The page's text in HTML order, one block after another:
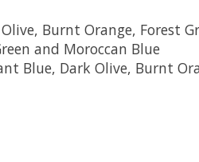
Burnt Orange, Forest
and Moroccan Blue
Blue, Dark Olive, Burnt